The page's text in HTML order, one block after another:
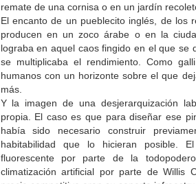
remate de una cornisa o en un jardín
El encanto de un pueblecito inglés, de los
producen en un zoco árabe o en la
lograba en aquel caos fingido en el que se
se multiplicaba el rendimiento. Como
humanos con un horizonte sobre el que
más.
Y la imagen de una desjerarquización
propia. El caso es que para diseñar ese
había sido necesario construir
habitabilidad que lo hicieran posible.
fluorescente por parte de la
climatización artificial por parte de Willis